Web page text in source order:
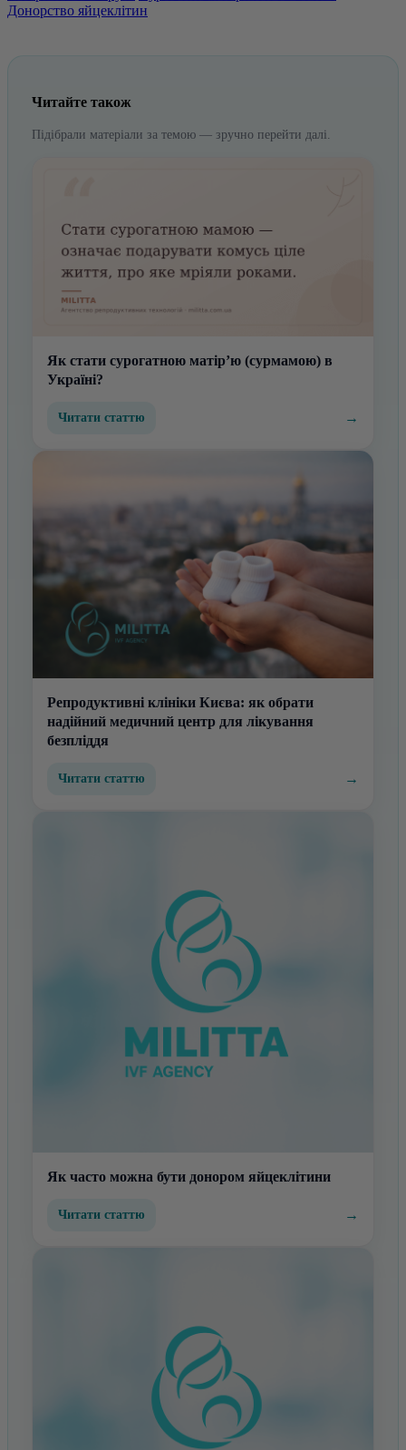
Донорство яйцеклітин
Читайте також
Підібрали матеріали за темою — зручно перейти далі.
Як стати сурогатною матір’ю (сурмамою) в
Україні?
Читати статтю →
Репродуктивні клініки Києва: як обрати
надійний медичний центр для лікування
безпліддя
Читати статтю →
Як часто можна бути донором яйцеклітини
Читати статтю →